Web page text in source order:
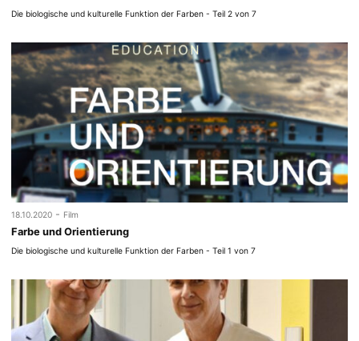
Die biologische und kulturelle Funktion der Farben - Teil 2 von 7
18.10.2020 - Film
Farbe und Orientierung
Die biologische und kulturelle Funktion der Farben - Teil 1 von 7